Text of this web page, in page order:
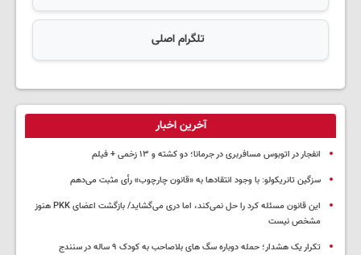
تلگرام اصلی
آخرین اخبار
انفجار در اتوبوس مسافربری در جرمانا؛ دو کشته و ۱۳ زخمی + فیلم
سزگین تانریکولو: با وجود انتقادها به «قانون چارچوب» رأی مثبت می‌دهم
این قانون مسئله کرد را حل نمی‌کند، اما دری می‌گشاید/ بازگشت اعضای PKK هنوز
مشخص نیست
تکرار یک هشدار؛ حمله دوباره سگ های بلاصاحب به کودک ۹ ساله در سنندج